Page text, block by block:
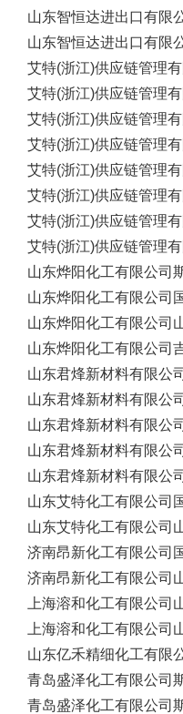
山东智恒达进出口有限
山东智恒达进出口有限
艾特(浙江)供应链管理有
艾特(浙江)供应链管理有
艾特(浙江)供应链管理有
艾特(浙江)供应链管理有
艾特(浙江)供应链管理有
艾特(浙江)供应链管理有
艾特(浙江)供应链管理有
艾特(浙江)供应链管理有
山东烨阳化工有限公司
山东烨阳化工有限公司
山东烨阳化工有限公司
山东烨阳化工有限公司
山东君烽新材料有限公司
山东君烽新材料有限公司
山东君烽新材料有限公司
山东君烽新材料有限公司
山东君烽新材料有限公司
山东艾特化工有限公司
山东艾特化工有限公司
济南昂新化工有限公司
济南昂新化工有限公司
上海溶和化工有限公司
上海溶和化工有限公司
山东亿禾精细化工有限
青岛盛泽化工有限公司
青岛盛泽化工有限公司